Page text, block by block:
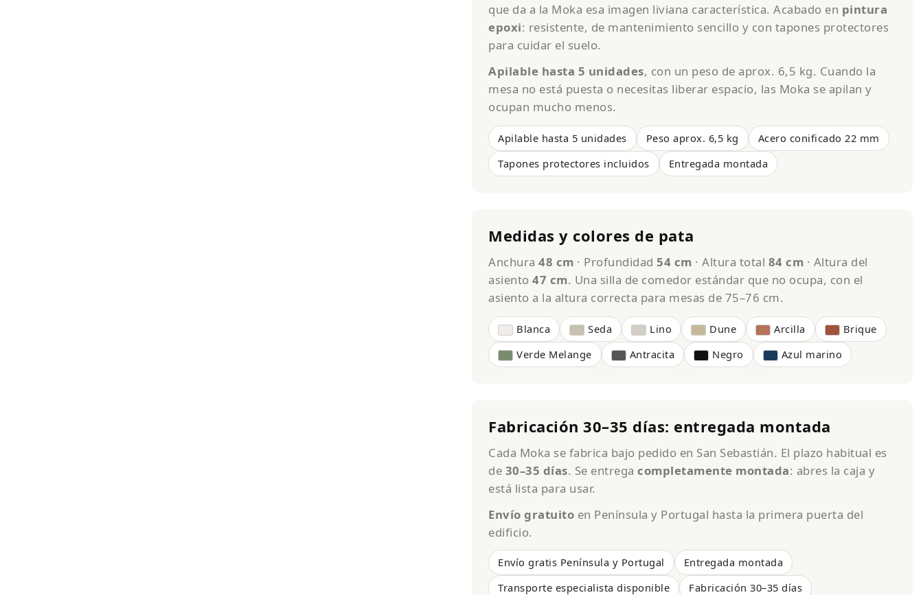
que da a la Moka esa imagen liviana característica. Acabado en pintura
epoxi: resistente, de mantenimiento sencillo y con tapones protectores
para cuidar el suelo.
Apilable hasta 5 unidades, con un peso de aprox. 6,5 kg. Cuando la
mesa no está puesta o necesitas liberar espacio, las Moka se apilan y
ocupan mucho menos.
Apilable hasta 5 unidades Peso aprox. 6,5 kg
Acero conificado 22 mm
Tapones protectores incluidos
Entregada montada
Medidas y colores de pata
Anchura 48 cm · Profundidad 54 cm · Altura total 84 cm · Altura del
asiento 47 cm. Una silla de comedor estándar que no ocupa, con el
asiento a la altura correcta para mesas de 75–76 cm.
Blanca Seda Lino Dune Arcilla
Brique
Verde Melange
Antracita Negro Azul marino
Fabricación 30–35 días: entregada montada
Cada Moka se fabrica bajo pedido en San Sebastián. El plazo habitual es
de 30–35 días. Se entrega completamente montada: abres la caja y
está lista para usar.
Envío gratuito en Península y Portugal hasta la primera puerta del
edificio.
Envío gratis Península y Portugal
Entregada montada
Transporte especialista disponible
Fabricación 30–35 días